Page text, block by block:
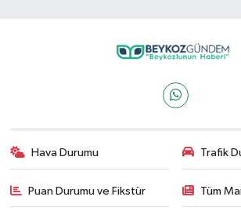
Hava Durumu Trafik
Puan Durumu ve Fikstür Tüm